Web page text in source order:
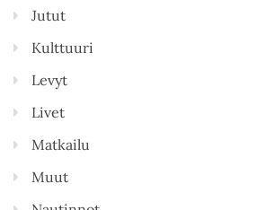
Jutut
Kulttuuri
Levyt
Livet
Matkailu
Muut